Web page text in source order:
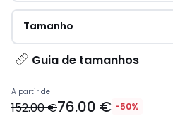
Tamanho
Guia de tamanhos
A partir de
152.00 €76.00 € -50%